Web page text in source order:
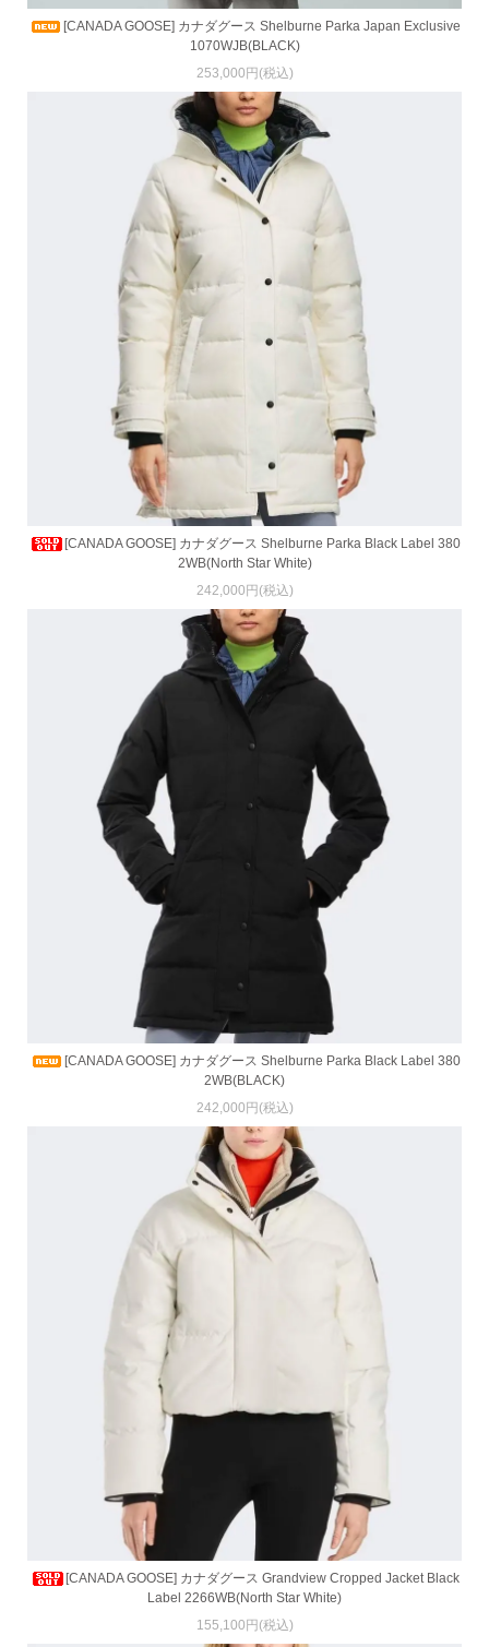
[CANADA GOOSE] カナダグース Shelburne Parka Japan Exclusive
1070WJB(BLACK)
253,000円(税込)
[CANADA GOOSE] カナダグース Shelburne Parka Black Label 380
2WB(North Star White)
242,000円(税込)
[CANADA GOOSE] カナダグース Shelburne Parka Black Label 380
2WB(BLACK)
242,000円(税込)
[CANADA GOOSE] カナダグース Grandview Cropped Jacket Black
Label 2266WB(North Star White)
155,100円(税込)